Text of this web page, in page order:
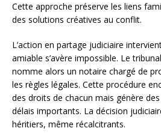
Cette approche préserve les liens
des solutions créatives au conflit.
L’action en partage judiciaire
amiable s’avère impossible. Le
nomme alors un notaire chargé de
les règles légales. Cette procédure
des droits de chacun mais génère
délais importants. La décision
héritiers, même récalcitrants.